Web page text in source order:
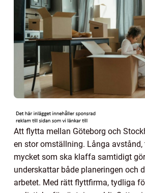
Att flytta mellan Göteborg och
en stor omställning. Långa
mycket som ska klaffa samtidigt
underskattar både planeringen och
arbetet. Med rätt flyttfirma, tydliga